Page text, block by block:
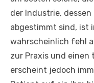
der Industrie,
abgestimmt sind, ist
wahrscheinlich fehl
zur Praxis und einen
erscheint jedoch